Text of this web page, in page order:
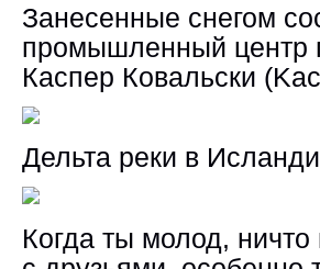
Занесенные снегом
промышленный центр
Каспер Ковальски
Дельта реки в
Когда ты молод, ничто